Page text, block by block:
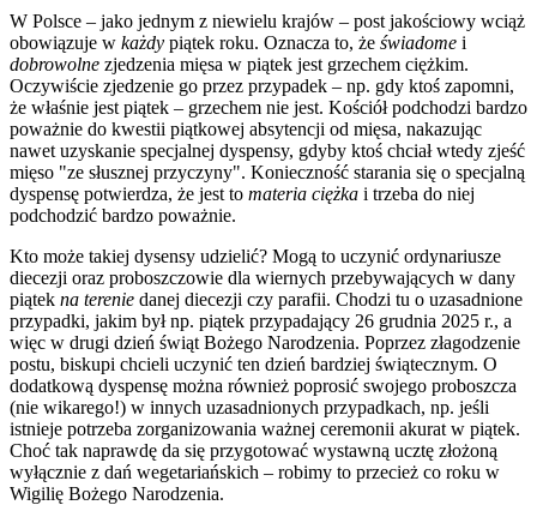
W Polsce – jako jednym z niewielu krajów – post jakościowy wciąż
obowiązuje w każdy piątek roku. Oznacza to, że świadome i
dobrowolne zjedzenia mięsa w piątek jest grzechem ciężkim.
Oczywiście zjedzenie go przez przypadek – np. gdy ktoś zapomni,
że właśnie jest piątek – grzechem nie jest. Kościół podchodzi bardzo
poważnie do kwestii piątkowej absytencji od mięsa, nakazując
nawet uzyskanie specjalnej dyspensy, gdyby ktoś chciał wtedy zjeść
mięso "ze słusznej przyczyny". Konieczność starania się o specjalną
dyspensę potwierdza, że jest to materia ciężka i trzeba do niej
podchodzić bardzo poważnie.
Kto może takiej dysensy udzielić? Mogą to uczynić ordynariusze
diecezji oraz proboszczowie dla wiernych przebywających w dany
piątek na terenie danej diecezji czy parafii. Chodzi tu o uzasadnione
przypadki, jakim był np. piątek przypadający 26 grudnia 2025 r., a
więc w drugi dzień świąt Bożego Narodzenia. Poprzez złagodzenie
postu, biskupi chcieli uczynić ten dzień bardziej świątecznym. O
dodatkową dyspensę można również poprosić swojego proboszcza
(nie wikarego!) w innych uzasadnionych przypadkach, np. jeśli
istnieje potrzeba zorganizowania ważnej ceremonii akurat w piątek.
Choć tak naprawdę da się przygotować wystawną ucztę złożoną
wyłącznie z dań wegetariańskich – robimy to przecież co roku w
Wigilię Bożego Narodzenia.